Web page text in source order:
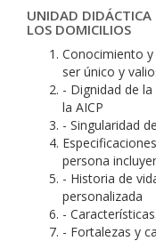
UNIDAD DIDÁCTICA
LOS DOMICILIOS
Conocimiento
ser único y
- Dignidad de
la AICP
- Singularidad
persona
- Historia de
personalizada
-
- Fortalezas y